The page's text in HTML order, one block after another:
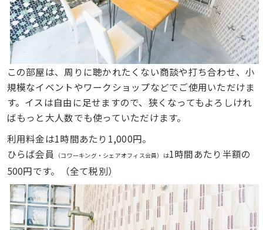
この部屋は、周りに聴かれたくない商談や打ち合わせ、小
規模なイベントやワークショップなどでご使用いただけま
す。イスは自由に足せますので、狭くなってもよろしけれ
ばもっと大人数でも使っていただけます。
利用料金は1時間あたり1,000円。
ひらば会員
（コワーキング・シェアオフィス会員）は1時間あたり半額の
500円です。（全て税別）